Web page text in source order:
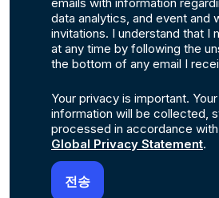
data analytics, and event and
invitations. I understand that I
at any time by following the
the bottom of any email I
Your privacy is important.
information will be collected,
processed in accordance
Global Privacy Statement.